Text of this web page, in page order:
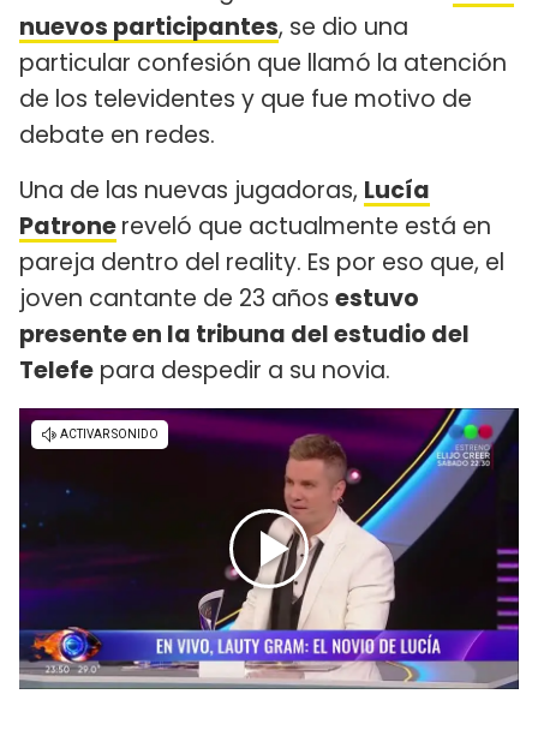
nuevos participantes, se dio una
particular confesión que llamó la atención
de los televidentes y que fue motivo de
debate en redes.
Una de las nuevas jugadoras, Lucía
Patronereveló que actualmente está en
pareja dentro del reality. Es por eso que, el
joven cantante de 23 años estuvo
presente en la tribuna del estudio del
Telefe para despedir a su novia.